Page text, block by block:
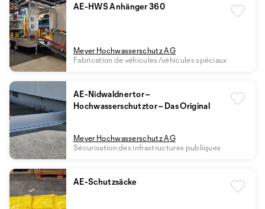
AE-HWS Anhänger 360
Meyer Hochwasserschutz AG
Fabrication de véhicules/véhicules spéciaux
AE-Nidwaldnertor –
Hochwasserschutztor – Das Original
Meyer Hochwasserschutz AG
Sécurisation des infrastructures publiques
AE-Schutzsäcke